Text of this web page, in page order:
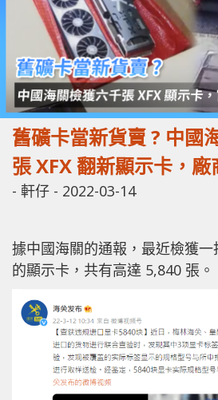
舊礦卡當新貨賣 ? 中國
張 XFX 翻新顯示卡，
- 軒仔 - 2022-03-14
據中國海關的通報，最近檢獲
的顯示卡，共有高達 5,840 張。